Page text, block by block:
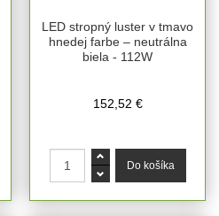
LED stropný luster v tmavo
hnedej farbe – neutrálna
biela - 112W
152,52 €